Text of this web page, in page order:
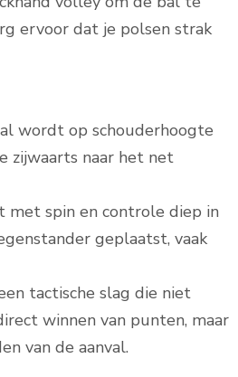
ervoor dat je polsen strak
wordt op schouderhoogte
zijwaarts naar het net
met spin en controle diep in
geplaatst, vaak
tactische slag die niet
winnen van punten, maar
van de aanval.